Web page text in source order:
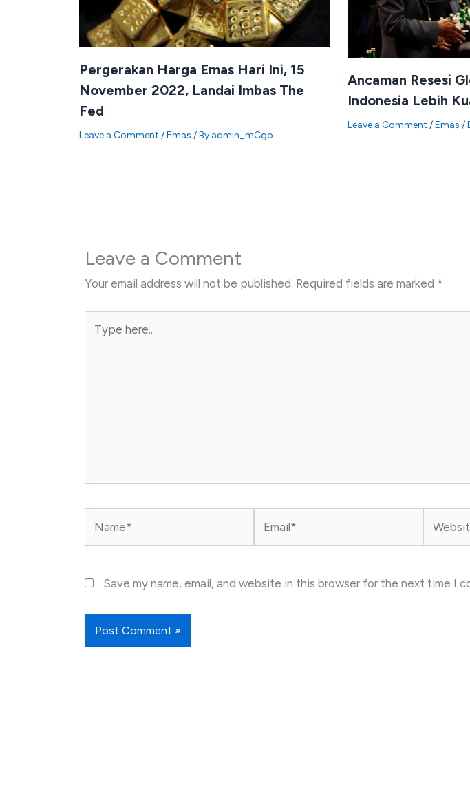
Pergerakan Harga Emas Hari Ini, 15
November 2022, Landai Imbas The
Fed
Leave a Comment /Emas / By admin_mCgo
Ancaman Resesi
Indonesia Lebih
Leave a Comment /Emas /
Leave a Comment
Your email address will not be published. Required fields are marked *
here..
Save my name, email, and website in this browser for the next time I